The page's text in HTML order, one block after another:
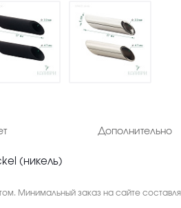
Дополнительно
(никель)
Минимальный заказ на сайте